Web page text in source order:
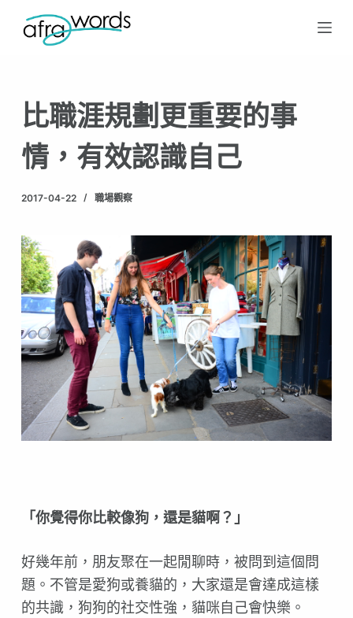
跳
至
內
比職涯規劃更重要的事
情，有效認識自己
2017-04-22 職場觀察
「你覺得你比較像狗，還是貓啊？」
好幾年前，朋友聚在一起閒聊時，被問到這個問
題。不管是愛狗或養貓的，大家還是會達成這樣
的共識，狗狗的社交性強，貓咪自己會快樂。